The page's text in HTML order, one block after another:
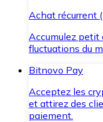
Achat récurrent
Accumulez petit
fluctuations du
Bitnovo Pay
Acceptez les
et attirez des
paiement.